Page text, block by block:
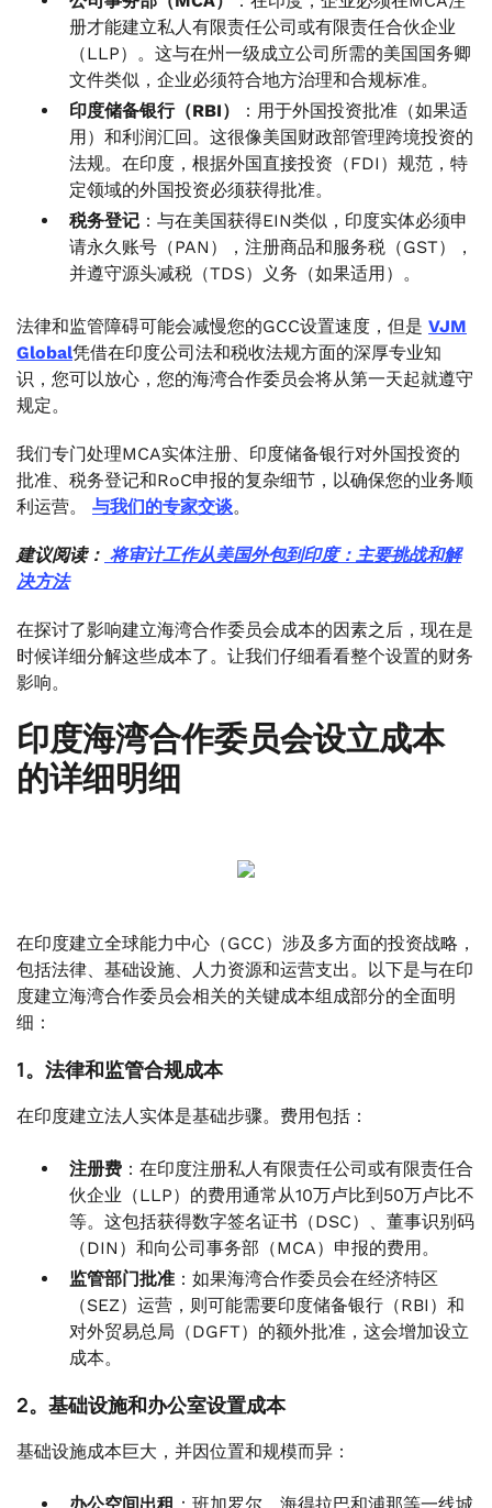
册才能建立私人有限责任公司或有限责任合伙企业
（LLP）。这与在州一级成立公司所需的美国国务卿
文件类似，企业必须符合地方治理和合规标准。
印度储备银行（RBI）
：用于外国投资批准（如果适
用）和利润汇回。这很像美国财政部管理跨境投资的
法规。在印度，根据外国直接投资（FDI）规范，特
定领域的外国投资必须获得批准。
税务登记 ：与在美国获得EIN类似，印度实体必须申
请永久账号（PAN），注册商品和服务税（GST），
并遵守源头减税（TDS）义务（如果适用）。
法律和监管障碍可能会减慢您的GCC设置速度，但是 VJM
Global凭借在印度公司法和税收法规方面的深厚专业知
识，您可以放心，您的海湾合作委员会将从第一天起就遵守
规定。
我们专门处理MCA实体注册、印度储备银行对外国投资的
批准、税务登记和RoC申报的复杂细节，以确保您的业务顺
利运营。 与我们的专家交谈。
建议阅读： 将审计工作从美国外包到印度：主要挑战和解
决方法
在探讨了影响建立海湾合作委员会成本的因素之后，现在是
时候详细分解这些成本了。让我们仔细看看整个设置的财务
影响。
印度海湾合作委员会设立成本
的详细明细
在印度建立全球能力中心（GCC）涉及多方面的投资战略，
包括法律、基础设施、人力资源和运营支出。以下是与在印
度建立海湾合作委员会相关的关键成本组成部分的全面明
细：
1。法律和监管合规成本
在印度建立法人实体是基础步骤。费用包括：
注册费 ：在印度注册私人有限责任公司或有限责任合
伙企业（LLP）的费用通常从10万卢比到50万卢比不
等。这包括获得数字签名证书（DSC）、董事识别码
（DIN）和向公司事务部（MCA）申报的费用。
监管部门批准 ：如果海湾合作委员会在经济特区
（SEZ）运营，则可能需要印度储备银行（RBI）和
对外贸易总局（DGFT）的额外批准，这会增加设立
成本。
2。基础设施和办公室设置成本
基础设施成本巨大，并因位置和规模而异：